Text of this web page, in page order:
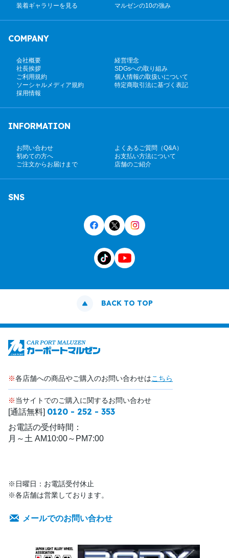
装着ギャラリーを見る マルゼンの10の強み
COMPANY
会社概要
経営理念
社長挨拶
SDGsへの取り組み
ご利用規約
個人情報の取扱いについて
ソーシャルメディア規約
特定商取引法に基づく表記
採用情報
INFORMATION
お問い合わせ
よくあるご質問（Q&A）
初めての方へ
お支払い方法について
ご注文からお届けまで
店舗のご紹介
SNS
BACK TO TOP
※各店舗への商品やご購入のお問い合わせはこちら
※当サイトでのご購入に関するお問い合わせ
[通話無料] 0120 - 252 - 353
お電話の受付時間：
月～土 AM10:00～PM7:00
※日曜日：お電話受付休止
※各店舗は営業しております。
メールでのお問い合わせ